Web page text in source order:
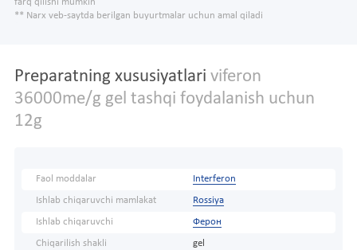
farq qilishi mumkin
** Narx veb-saytda berilgan buyurtmalar uchun amal qiladi
Preparatning xususiyatlari viferon
36000me/g gel tashqi foydalanish uchun
12g
Faol moddalar Interferon
Ishlab chiqaruvchi mamlakat Rossiya
Ishlab chiqaruvchi Ферон
Chiqarilish shakli gel